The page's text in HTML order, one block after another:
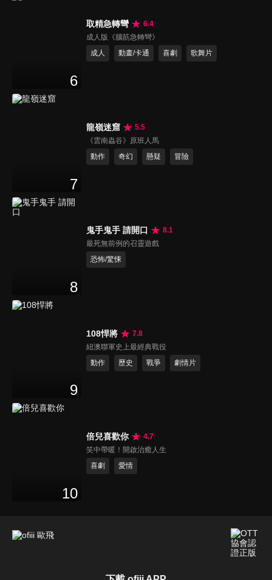
6
取精急轉彎
6.4
成人版《腦筋急轉彎》
成人
動畫/卡通 喜劇 歌舞片
7
龍嶺迷窟
5.5
《雲南蟲谷》原班人馬
動作
奇幻 懸疑 冒險
8
鬼手鬼手 請開口
8.1
最死無前例的召靈遊戲
恐怖/驚悚
9
108悍將
7.8
紐澳聯軍史上最經典戰役
動作
歷史 戰爭 劇情片
10
倍兒喜歡你
4.7
笑中帶暖！開啟治癒人生
喜劇
愛情